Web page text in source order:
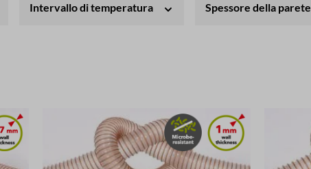
Intervallo di temperatura Spessore della parete